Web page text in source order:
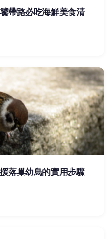
帶路必吃海鮮美食清
落巢幼鳥的實用步驟